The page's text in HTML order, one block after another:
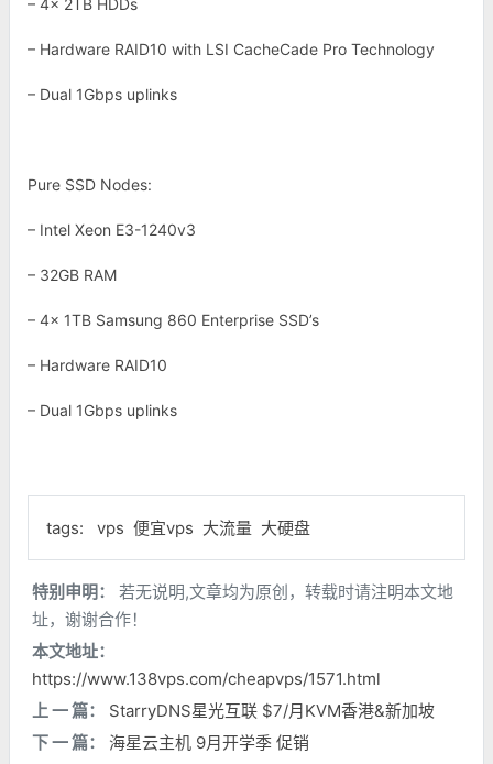
– 4x 2TB HDDs
– Hardware RAID10 with LSI CacheCade Pro Technology
– Dual 1Gbps uplinks
Pure SSD Nodes:
– Intel Xeon E3-1240v3
– 32GB RAM
– 4x 1TB Samsung 860 Enterprise SSD’s
– Hardware RAID10
– Dual 1Gbps uplinks
tags: vps 便宜vps 大流量 大硬盘
特别申明：
若无说明,文章均为原创，转载时请注明本文地
址，谢谢合作！
本文地址：
https://www.138vps.com/cheapvps/1571.html
上 一 篇：
StarryDNS星光互联 $7/月KVM香港&新加坡
下 一 篇：
海星云主机 9月开学季 促销